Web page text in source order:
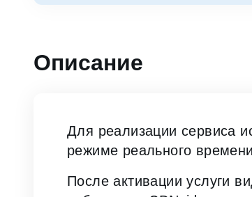
Описание
Для реализации сервиса
режиме реального
После активации услуги